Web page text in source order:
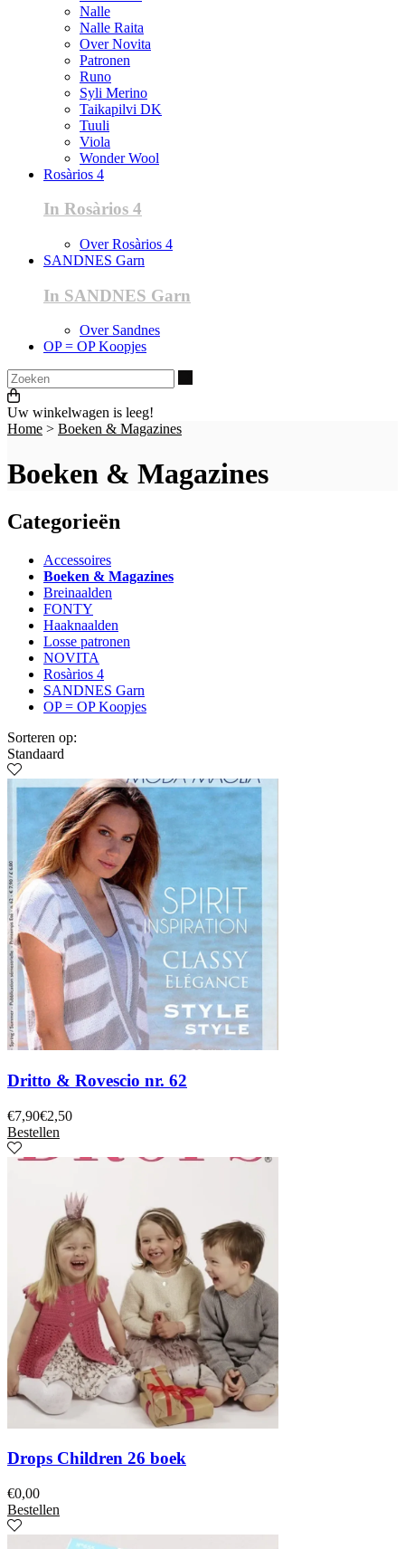
Nalle
Nalle Raita
Over Novita
Patronen
Runo
Syli Merino
Taikapilvi DK
Tuuli
Viola
Wonder Wool
Rosàrios 4
In Rosàrios 4
Over Rosàrios 4
SANDNES Garn
In SANDNES Garn
Over Sandnes
OP = OP Koopjes
Uw winkelwagen is leeg!
Home > Boeken & Magazines
Boeken & Magazines
Categorieën
Accessoires
Boeken & Magazines
Breinaalden
FONTY
Haaknaalden
Losse patronen
NOVITA
Rosàrios 4
SANDNES Garn
OP = OP Koopjes
Sorteren op:
Standaard
Dritto & Rovescio nr. 62
€7,90€2,50
Bestellen
Drops Children 26 boek
€0,00
Bestellen